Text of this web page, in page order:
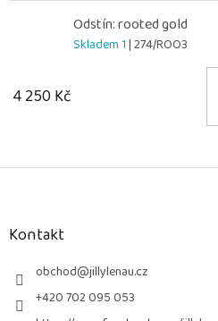
Odstín: rooted gold
Skladem 1| 274/ROO3
4 250 Kč
Z
Kontakt
obchod@jillylenau.cz
+420 702 095 053